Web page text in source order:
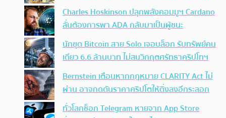
Charles Hoskinson ปลุกพลังคอมมูฯ Cardano
ลั่นต้องการพา ADA กลับมาเป็นผู้ชนะ
นักขุด Bitcoin สาย Solo เจอบล็อก รับทรัพย์คน
เดียว 6.6 ล้านบาท ไม่สนวิกฤตศรัทธาคริปโทฯ
Bernstein เตือนหากกฎหมาย CLARITY Act ไม่
ผ่าน อาจกดดันราคาคริปโตให้ดิ่งลงอีกระลอก
ทั่วโลกช็อก Telegram หายจาก App Store